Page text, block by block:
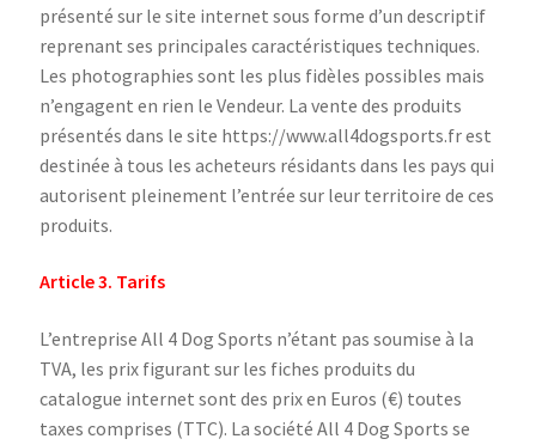
présenté sur le site internet sous forme d’un descriptif
reprenant ses principales caractéristiques techniques.
Les photographies sont les plus fidèles possibles mais
n’engagent en rien le Vendeur. La vente des produits
présentés dans le site https://www.all4dogsports.fr est
destinée à tous les acheteurs résidants dans les pays qui
autorisent pleinement l’entrée sur leur territoire de ces
produits.
Article 3. Tarifs
L’entreprise All 4 Dog Sports n’étant pas soumise à la
TVA, les prix figurant sur les fiches produits du
catalogue internet sont des prix en Euros (€) toutes
taxes comprises (TTC). La société All 4 Dog Sports se